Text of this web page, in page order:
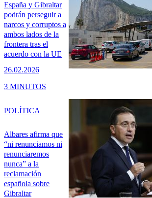
España y Gibraltar
podrán perseguir a
narcos y corruptos a
ambos lados de la
frontera tras el
acuerdo con la UE
26.02.2026
3 MINUTOS
Albares afirma que
“ni renunciamos ni
renunciaremos
nunca” a la
reclamación
española sobre
Gibraltar
POLÍTICA